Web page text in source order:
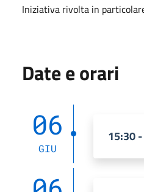
Iniziativa rivolta in
Date e orari
06
GIU
15:30